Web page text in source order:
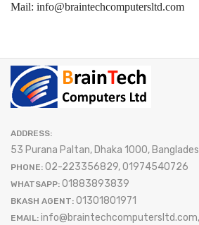
Mail: info@braintechcomputersltd.com
ADDRESS:
53 Purana Paltan, Dhaka 1000,
PHONE: 02-223356829, 01974540726
WHATSAPP: 01883893839
BKASH AGENT: 01301801971
EMAIL: info@braintechcomputersltd.com,